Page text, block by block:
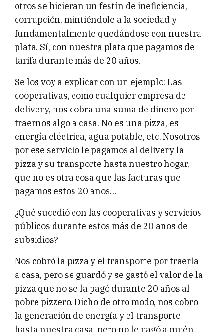
otros se hicieran un festín de ineficiencia,
corrupción, mintiéndole a la sociedad y
fundamentalmente quedándose con nuestra
plata. Sí, con nuestra plata que pagamos de
tarifa durante más de 20 años.
Se los voy a explicar con un ejemplo: Las
cooperativas, como cualquier empresa de
delivery, nos cobra una suma de dinero por
traernos algo a casa. No es una pizza, es
energía eléctrica, agua potable, etc. Nosotros
por ese servicio le pagamos al delivery la
pizza y su transporte hasta nuestro hogar,
que no es otra cosa que las facturas que
pagamos estos 20 años…
¿Qué sucedió con las cooperativas y servicios
públicos durante estos más de 20 años de
subsidios?
Nos cobró la pizza y el transporte por traerla
a casa, pero se guardó y se gastó el valor de la
pizza que no se la pagó durante 20 años al
pobre pizzero. Dicho de otro modo, nos cobro
la generación de energía y el transporte
hasta nuestra casa, pero no le pagó a quién